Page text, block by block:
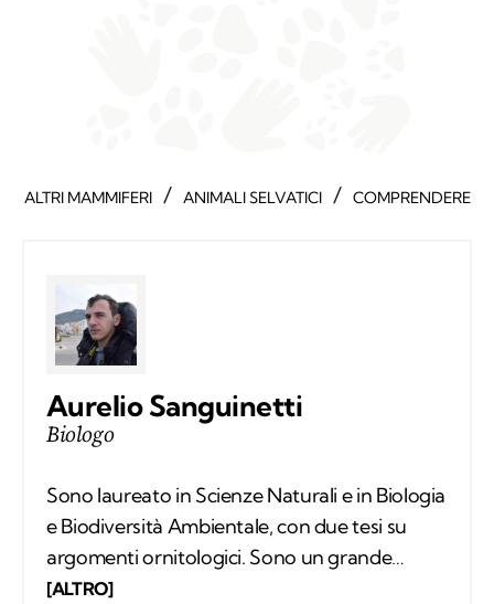
ALTRI MAMMIFERI / ANIMALI SELVATICI / COMPRENDERE
Aurelio Sanguinetti
Biologo
Sono laureato in Scienze Naturali e in Biologia
e Biodiversità Ambientale, con due tesi su
argomenti ornitologici. Sono un grande
appassionato di escursionismo e di scienze e
[ALTRO]